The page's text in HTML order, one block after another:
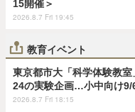
15開催＞
2026.8.7 Fri 19:45
教育イベント
東京都市大「科学体験教室
24の実験企画…小中向け9/
2026.8.7 Fri 18:15